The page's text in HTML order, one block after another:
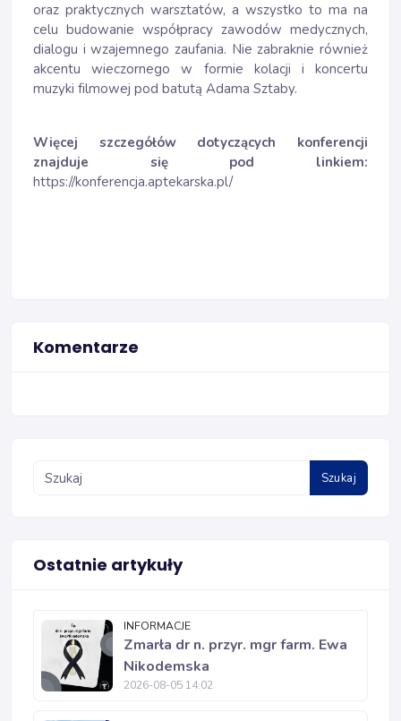
oraz praktycznych warsztatów, a wszystko to ma na
celu budowanie współpracy zawodów medycznych,
dialogu i wzajemnego zaufania. Nie zabraknie również
akcentu wieczornego w formie kolacji i koncertu
muzyki filmowej pod batutą Adama Sztaby.
Więcej szczegółów dotyczących konferencji
znajduje się pod linkiem:
https://konferencja.aptekarska.pl/
Komentarze
Szukaj
Ostatnie artykuły
INFORMACJE
Zmarła dr n. przyr. mgr farm. Ewa
Nikodemska
2026-08-05 14:02